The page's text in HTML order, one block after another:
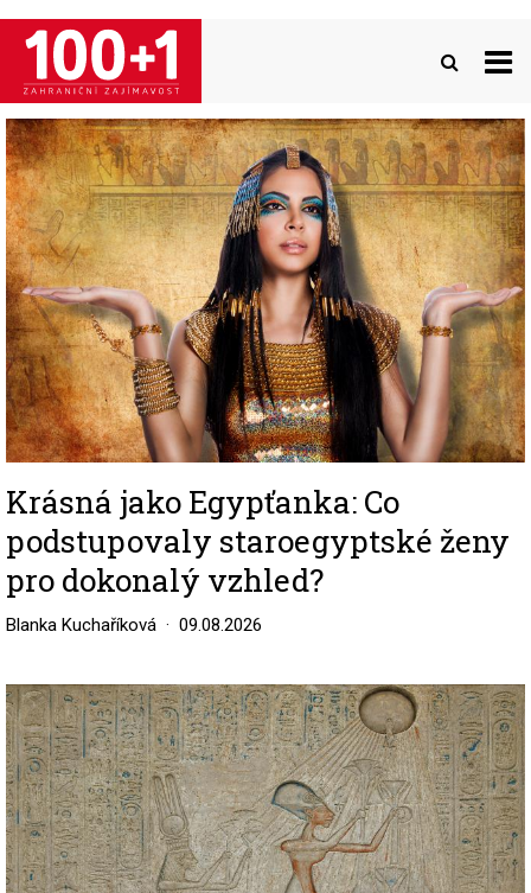
Přejít
hlavnímu
obsahu
Image
Krásná jako Egypťanka: Co
podstupovaly staroegyptské ženy
pro dokonalý vzhled?
Blanka Kuchaříková 09.08.2026
Image